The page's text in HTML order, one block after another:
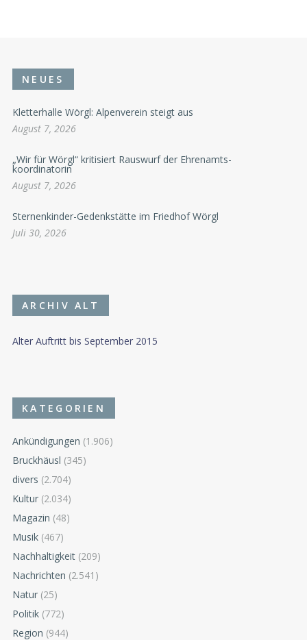
NEUES
Kletterhalle Wörgl: Alpenverein steigt aus
August 7, 2026
„Wir für Wörgl“ kritisiert Rauswurf der Ehrenamts-
koordinatorin
August 7, 2026
Sternenkinder-Gedenkstätte im Friedhof Wörgl
Juli 30, 2026
ARCHIV ALT
Alter Auftritt bis September 2015
KATEGORIEN
Ankündigungen (1.906)
Bruckhäusl (345)
divers (2.704)
Kultur (2.034)
Magazin (48)
Musik (467)
Nachhaltigkeit (209)
Nachrichten (2.541)
Natur (25)
Politik (772)
Region (944)